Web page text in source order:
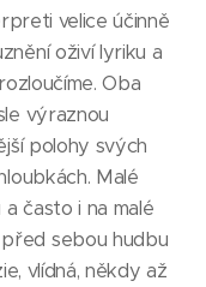
velice účinně
oživí lyriku a
Oba
výraznou
polohy svých
Malé
často i na malé
sebou hudbu
vlídná, někdy až